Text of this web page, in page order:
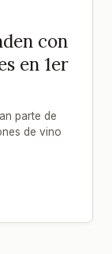
con
en 1er
parte de
de vino